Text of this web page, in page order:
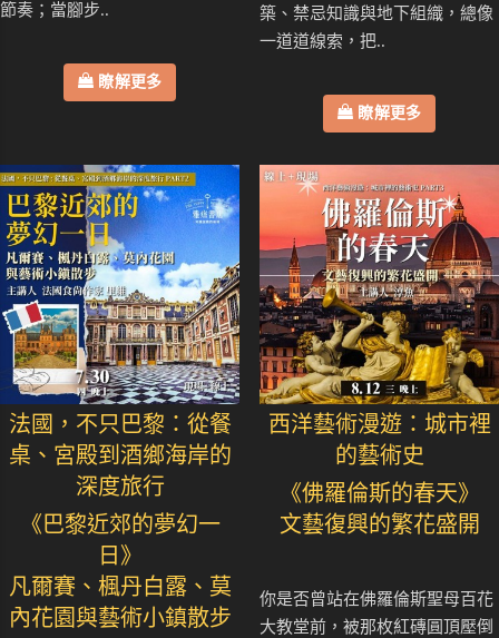
節奏；當腳步..
瞭解更多
築、禁忌知識與地下組織，總像
一道道線索，把..
瞭解更多
法國，不只巴黎：從餐
桌、宮殿到酒鄉海岸的
深度旅行
《巴黎近郊的夢幻一
日》
凡爾賽、楓丹白露、莫
內花園與藝術小鎮散步
西洋藝術漫遊：城市裡
的藝術史
《佛羅倫斯的春天》
文藝復興的繁花盛開
你是否曾站在佛羅倫斯聖母百花
大教堂前，被那枚紅磚圓頂壓倒